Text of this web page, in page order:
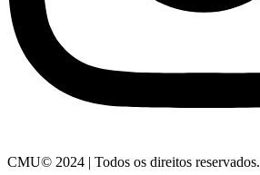
CMU© 2024 | Todos os direitos reservados.